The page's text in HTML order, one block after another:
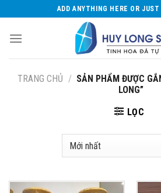
to
content
ADD ANYTHING HERE OR
TRANG CHỦ / SẢN PHẨM ĐƯỢC
LONG”
LỌC